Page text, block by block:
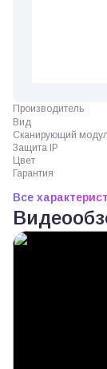
Производитель
Вид
Сканирующий
Защита IP
Цвет
Гарантия
Все